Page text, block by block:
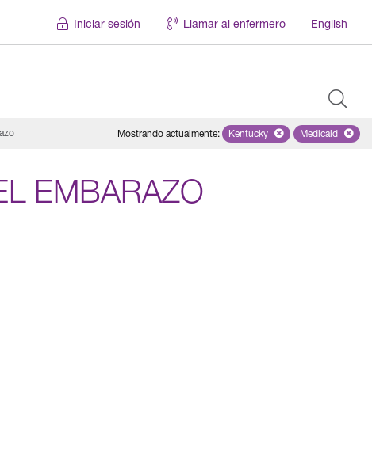
Iniciar sesión Llamar al enfermero English
Mostrando actualmente: Remove selected state
Kentucky Remove
Medicaid
EMBARAZO